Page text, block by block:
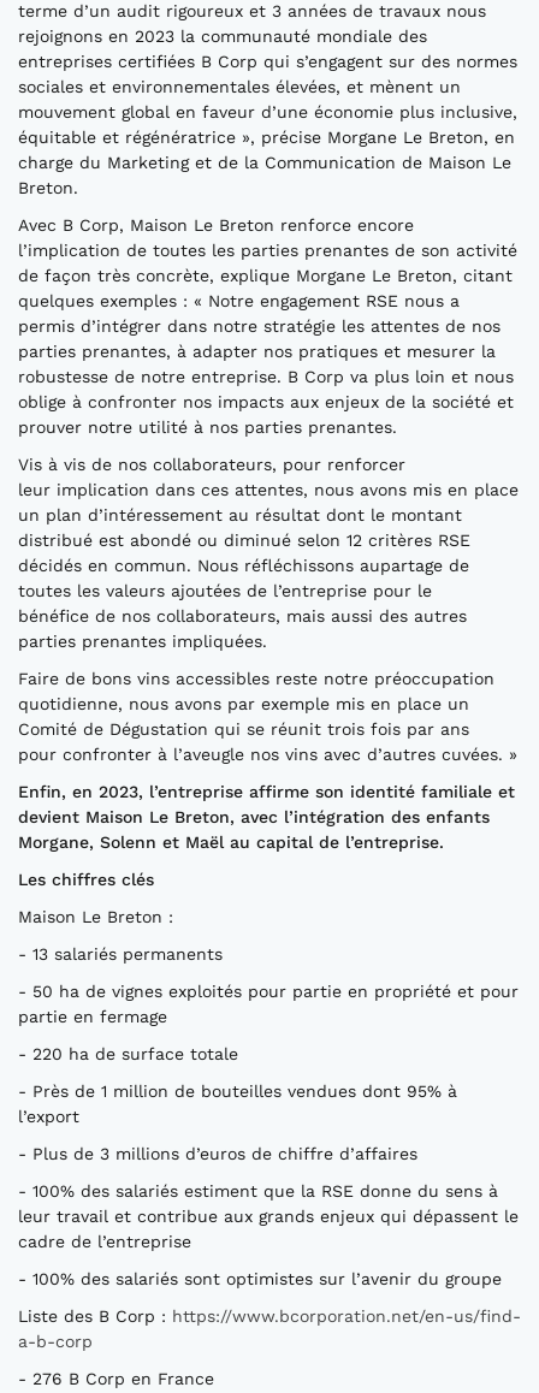
terme d’un audit rigoureux et 3 années de travaux nous
rejoignons en 2023 la communauté mondiale des
entreprises certifiées B Corp qui s’engagent sur des normes
sociales et environnementales élevées, et mènent un
mouvement global en faveur d’une économie plus inclusive,
équitable et régénératrice », précise Morgane Le Breton, en
charge du Marketing et de la Communication de Maison Le
Breton.
Avec B Corp, Maison Le Breton renforce encore
l’implication de toutes les parties prenantes de son activité
de façon très concrète, explique Morgane Le Breton, citant
quelques exemples : « Notre engagement RSE nous a
permis d’intégrer dans notre stratégie les attentes de nos
parties prenantes, à adapter nos pratiques et mesurer la
robustesse de notre entreprise. B Corp va plus loin et nous
oblige à confronter nos impacts aux enjeux de la société et
prouver notre utilité à nos parties prenantes.
Vis à vis de nos collaborateurs, pour renforcer
leur implication dans ces attentes, nous avons mis en place
un plan d’intéressement au résultat dont le montant
distribué est abondé ou diminué selon 12 critères RSE
décidés en commun. Nous réfléchissons aupartage de
toutes les valeurs ajoutées de l’entreprise pour le
bénéfice de nos collaborateurs, mais aussi des autres
parties prenantes impliquées.
Faire de bons vins accessibles reste notre préoccupation
quotidienne, nous avons par exemple mis en place un
Comité de Dégustation qui se réunit trois fois par ans
pour confronter à l’aveugle nos vins avec d’autres cuvées. »
Enfin, en 2023, l’entreprise affirme son identité familiale et
devient Maison Le Breton, avec l’intégration des enfants
Morgane, Solenn et Maël au capital de l’entreprise.
Les chiffres clés
Maison Le Breton :
- 13 salariés permanents
- 50 ha de vignes exploités pour partie en propriété et pour
partie en fermage
- 220 ha de surface totale
- Près de 1 million de bouteilles vendues dont 95% à
l’export
- Plus de 3 millions d’euros de chiffre d’affaires
- 100% des salariés estiment que la RSE donne du sens à
leur travail et contribue aux grands enjeux qui dépassent le
cadre de l’entreprise
- 100% des salariés sont optimistes sur l’avenir du groupe
Liste des B Corp : https://www.bcorporation.net/en-us/find-
a-b-corp
- 276 B Corp en France